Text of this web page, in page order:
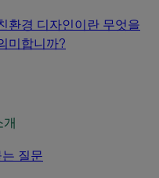
환경 디자인이란 무엇을
미합니까?
개
질문